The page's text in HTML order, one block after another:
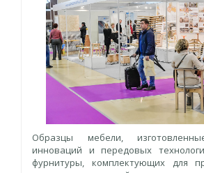
Образцы мебели,
инноваций и передовых
фурнитуры, комплектующих для